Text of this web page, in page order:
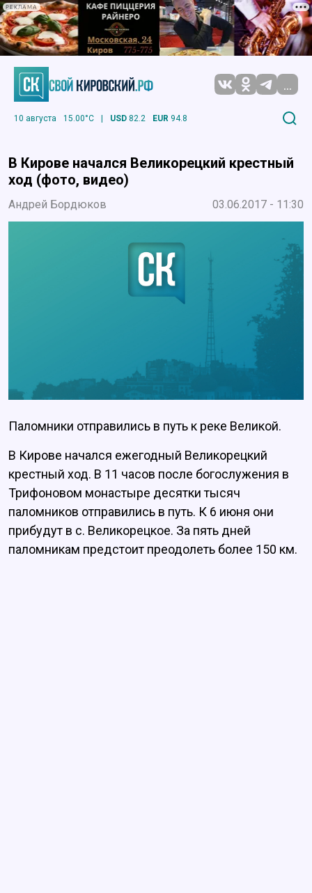
РЕКЛАМА
...
10 августа 15.00°C | USD 82.2 EUR 94.8
В Кирове начался Великорецкий крестный
ход (фото, видео)
Андрей Бордюков 03.06.2017 - 11:30
Паломники отправились в путь к реке Великой.
В Кирове начался ежегодный Великорецкий
крестный ход. В 11 часов после богослужения в
Трифоновом монастыре десятки тысяч
паломников отправились в путь. К 6 июня они
прибудут в с. Великорецкое. За пять дней
паломникам предстоит преодолеть более 150 км.